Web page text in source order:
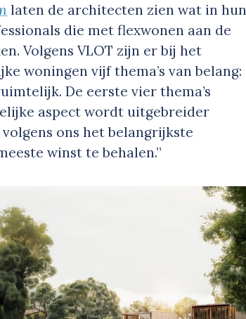
laten de architecten zien wat in hun
die met flexwonen aan de
Volgens VLOT zijn er bij het
woningen vijf thema’s van belang:
De eerste vier thema’s
aspect wordt uitgebreider
volgens ons het belangrijkste
winst te behalen.”